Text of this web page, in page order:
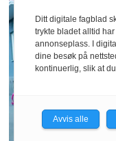
Ditt digitale fagblad
trykte bladet alltid
annonseplass. I
dine besøk på
kontinuerlig, slik at
Avvis alle